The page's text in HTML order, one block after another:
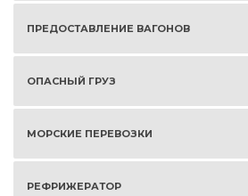
ПРЕДОСТАВЛЕНИЕ ВАГОНОВ
ОПАСНЫЙ ГРУЗ
МОРСКИЕ ПЕРЕВОЗКИ
РЕФРИЖЕРАТОР